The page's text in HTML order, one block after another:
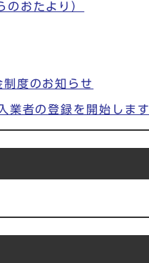
のおたより）
度のお知らせ
業者の登録を開始します